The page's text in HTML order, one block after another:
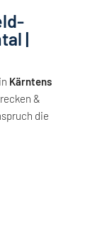
|
Kärntens
&
die